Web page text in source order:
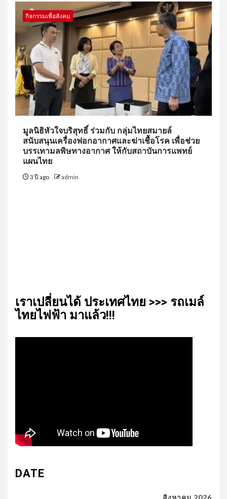
กิจกรรมเพื่อสังคม
มูลนิธิหัวใจบริสุทธิ์ ร่วมกับ กลุ่มไทยสมายล์
สนับสนุนเครื่องฟอกอากาศและฆ่าเชื้อโรค เพื่อช่วย
บรรเทามลพิษทางอากาศ ให้กับสถาบันการแพทย์
แผนไทย
3 ปี ago admin
เรา​เปลี่ยน​ได้​ ประเทศ​ไทย​ >>> รถเมล์​
ไทย​ไฟฟ้า​ มาแล้ว!!!
DATE